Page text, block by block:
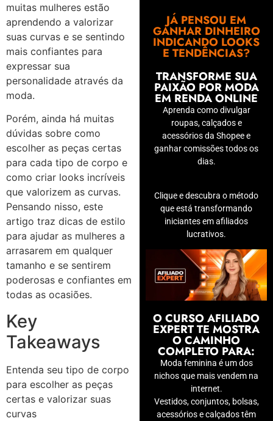
muitas mulheres estão
aprendendo a valorizar
suas curvas e se sentindo
mais confiantes para
expressar sua
personalidade através da
moda.
Porém, ainda há muitas
dúvidas sobre como
escolher as peças certas
para cada tipo de corpo e
como criar looks incríveis
que valorizem as curvas.
Pensando nisso, este
artigo traz dicas de estilo
para ajudar as mulheres a
arrasarem em qualquer
tamanho e se sentirem
poderosas e confiantes em
todas as ocasiões.
Key
Takeaways
Entenda seu tipo de corpo
para escolher as peças
certas e valorizar suas
curvas
JÁ PENSOU EM
GANHAR DINHEIRO
INDICANDO LOOKS
E TENDÊNCIAS?
TRANSFORME SUA
PAIXÃO POR MODA
EM RENDA ONLINE
Aprenda como divulgar
roupas, calçados e
acessórios da Shopee e
ganhar comissões todos os
dias.
Clique e descubra o método
que está transformando
iniciantes em afiliados
lucrativos.
O CURSO AFILIADO
EXPERT TE MOSTRA
O CAMINHO
COMPLETO PARA:
Moda feminina é um dos
nichos que mais vendem na
internet.
Vestidos, conjuntos, bolsas,
acessórios e calçados têm